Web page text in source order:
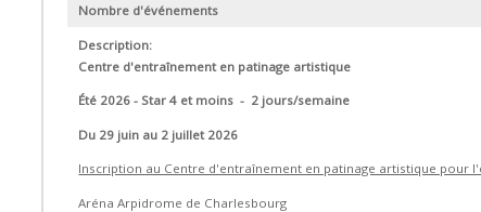
Nombre d'événements
Description:
Centre d'entraînement en patinage artistique
Été 2026 - Star 4 et moins - 2 jours/semaine
Du 29 juin au 2 juillet 2026
Inscription au Centre d'entraînement en patinage artistique pour
Aréna Arpidrome de Charlesbourg